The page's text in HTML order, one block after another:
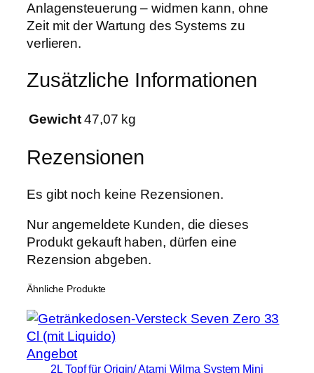
Anlagensteuerung – widmen kann, ohne
Zeit mit der Wartung des Systems zu
verlieren.
Zusätzliche Informationen
Gewicht 47,07 kg
Rezensionen
Es gibt noch keine Rezensionen.
Nur angemeldete Kunden, die dieses
Produkt gekauft haben, dürfen eine
Rezension abgeben.
Ähnliche Produkte
AngebotProdukt
2L Topf für Origin/ Atami Wilma System Mini